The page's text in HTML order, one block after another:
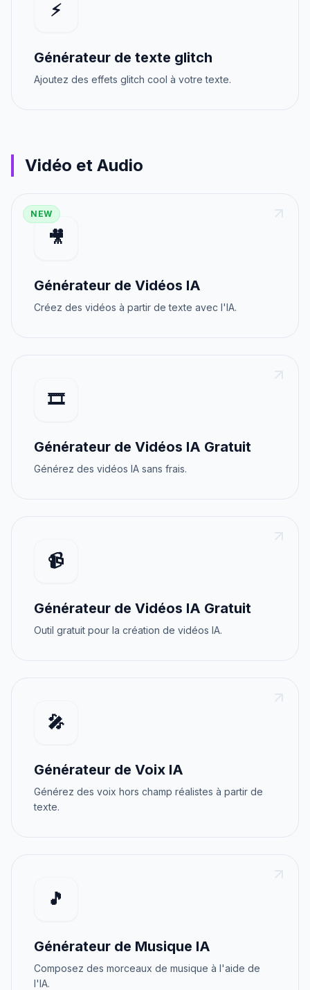
⚡
Générateur de texte glitch
Ajoutez des effets glitch cool à votre texte.
Vidéo et Audio
NEW
🎥
Générateur de Vidéos IA
Créez des vidéos à partir de texte avec l'IA.
🎞️
Générateur de Vidéos IA Gratuit
Générez des vidéos IA sans frais.
📹
Générateur de Vidéos IA Gratuit
Outil gratuit pour la création de vidéos IA.
🎤
Générateur de Voix IA
Générez des voix hors champ réalistes à partir de
texte.
🎵
Générateur de Musique IA
Composez des morceaux de musique à l'aide de
l'IA.